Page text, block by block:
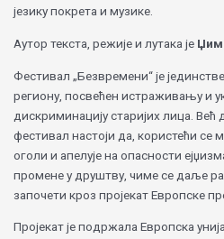
језику покрета и музике.
Аутор текста, режије и лутака је
Фестивал „Безвремени“ је
региону, посвећен истраживању и
дискриминацију старијих лица. Већ
фестивал настоји да, користећи се
оголи и апелује на опасности
промене у друштву, чиме се даље
започети кроз пројекат Европске
Пројекат је подржала Европска